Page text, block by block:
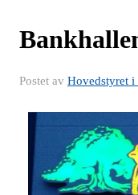
Postet av Hovedstyret